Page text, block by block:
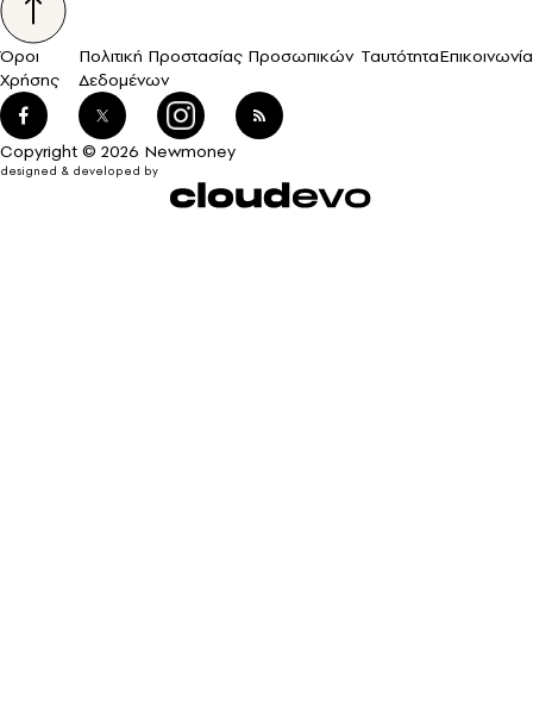
Όροι
Χρήσης
Πολιτική Προστασίας Προσωπικών
Δεδομένων
ΤαυτότηταΕπικοινωνία
Copyright © 2026 Newmoney
designed & developed by